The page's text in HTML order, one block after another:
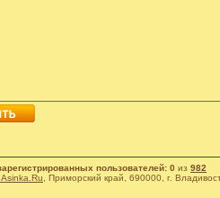
пользователей: 0 из 982
, Приморский край, 690000, г.